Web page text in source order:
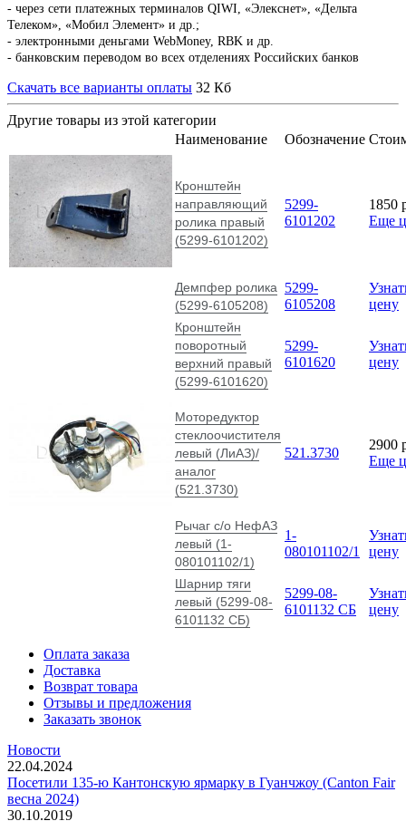
- через сети платежных терминалов QIWI, «Элекснет», «Дельта
Телеком», «Мобил Элемент» и др.;
- электронными деньгами WebMoney, RBK и др.
- банковским переводом во всех отделениях Российских банков
Скачать все варианты оплаты 32 Кб
Другие товары из этой категории
Наименование
Обозначение
Кронштейн
направляющий
ролика правый
(5299-6101202)
5299-
6101202
1850
Еще
Демпфер ролика
(5299-6105208)
5299-
6105208
цену
Кронштейн
поворотный
верхний правый
(5299-6101620)
5299-
6101620
цену
Моторедуктор
стеклоочистителя
левый (ЛиАЗ)/
аналог
(521.3730)
521.3730
2900
Еще
Рычаг с/о НефАЗ
левый (1-
080101102/1)
1-
080101102/1
цену
Шарнир тяги
левый (5299-08-
6101132 СБ)
5299-08-
6101132 СБ
цену
Оплата заказа
Доставка
Возврат товара
Отзывы и предложения
Заказать звонок
Новости
22.04.2024
Посетили 135-ю Кантонскую ярмарку в Гуанчжоу (Canton Fair
весна 2024)
30.10.2019